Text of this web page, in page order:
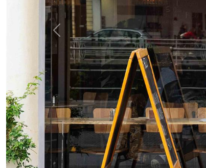
Previous